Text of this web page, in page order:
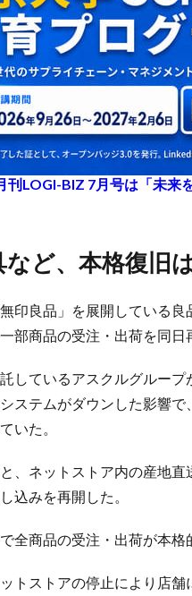
刊LOGI-BIZ 7月号は「未来
など、本格復旧
印良品」を展開している
部商品の受注・出荷を同日
しているアスクルグルー
ステムがダウンした影響
いた。
、ネットストア内の産地
込みを再開した。
全商品の受注・出荷が本格
トストアの停止により店